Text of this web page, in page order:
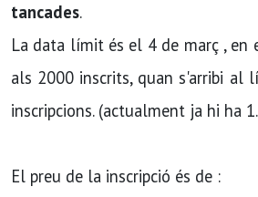
tancades.
La data límit és el 4 de març , en
als 2000 inscrits, quan s'arribi al
inscripcions. (actualment ja hi ha
El preu de la inscripció és de :